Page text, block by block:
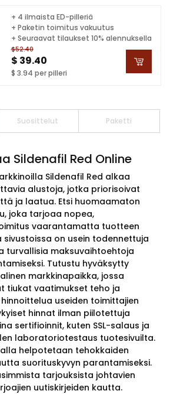
$52.40
$ 39.40
$ 3.94 per pilleri
+ 4 ilmaista ED-pilleriä
+ Paketin toimitus vakuutus
+ Seuraavat tilaukset 10% alennuksella
Suosittelut Paketti
Sildenafil Red Online
Sildenafil Red alkaa
alustoja, jotka priorisoivat
ja laatua. Etsi huomaamaton
joka tarjoaa nopea,
vaarantamatta tuotteen
sivustoissa on usein todennettuja
turvallisia maksuvaihtoehtoja
Tutustu hyväksytty
markkinapaikka, jossa
tiukat vaatimukset teho ja
useiden toimittajien
hinnat ilman piilotettuja
sertifioinnit, kuten SSL-salaus ja
laboratoriotestaus tuotesivuilta.
helpotetaan tehokkaiden
suorituskyvyn parantamiseksi.
tarjouksista johtavien
uutiskirjeiden kautta.